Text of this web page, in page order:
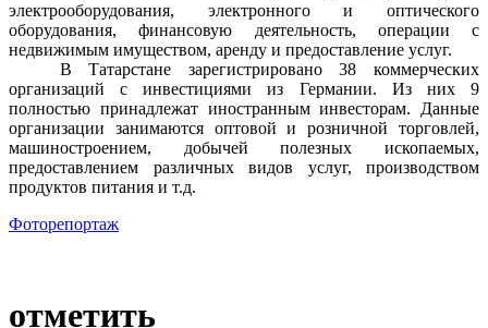
электрооборудования, электронного и оптического
оборудования, финансовую деятельность, операции с
недвижимым имуществом, аренду и предоставление услуг.
В Татарстане зарегистрировано 38 коммерческих
организаций с инвестициями из Германии. Из них 9
полностью принадлежат иностранным инвесторам. Данные
организации занимаются оптовой и розничной торговлей,
машиностроением, добычей полезных ископаемых,
предоставлением различных видов услуг, производством
продуктов питания и т.д.
Фоторепортаж
отметить